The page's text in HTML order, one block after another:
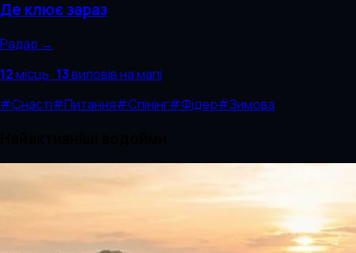
Де клює зараз
Радар →
12місць · 13виловівна мапі
#Снасті#Питання#Спінінг#Фідер#Зимова